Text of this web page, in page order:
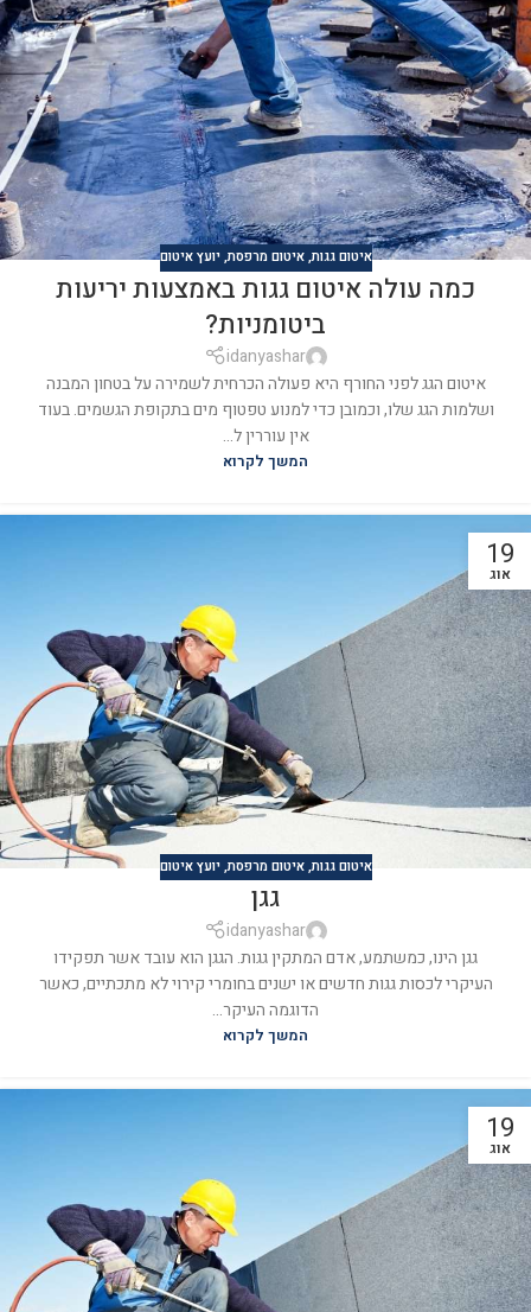
איטום גגות,איטום מרפסת,יועץ איטום
כמה עולה איטום גגות באמצעות יריעות
ביטומניות?
idanyashar
איטום הגג לפני החורף היא פעולה הכרחית לשמירה על בטחון המבנה
ושלמות הגג שלו, וכמובן כדי למנוע טפטוף מים בתקופת הגשמים. בעוד
אין עוררין ל...
המשך לקרוא
19
אוג
איטום גגות,איטום מרפסת,יועץ איטום
גגן
idanyashar
גגן הינו, כמשתמע, אדם המתקין גגות. הגגן הוא עובד אשר תפקידו
העיקרי לכסות גגות חדשים או ישנים בחומרי קירוי לא מתכתיים, כאשר
הדוגמה העיקר...
המשך לקרוא
19
אוג